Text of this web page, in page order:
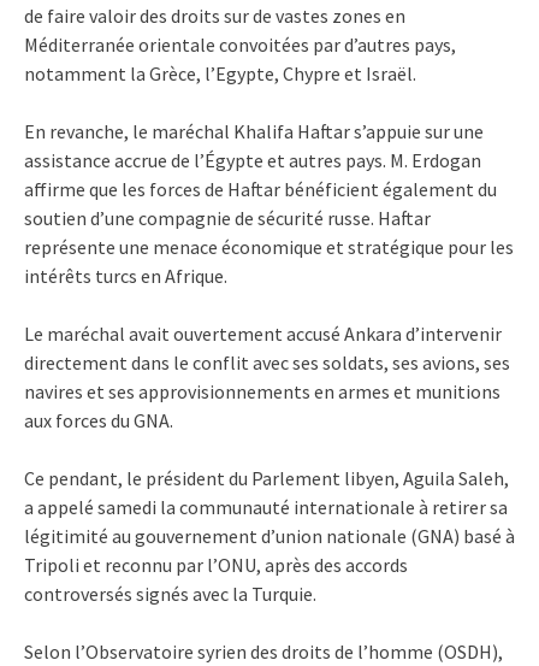
de faire valoir des droits sur de vastes zones en
Méditerranée orientale convoitées par d’autres pays,
notamment la Grèce, l’Egypte, Chypre et Israël.
En revanche, le maréchal Khalifa Haftar s’appuie sur une
assistance accrue de l’Égypte et autres pays. M. Erdogan
affirme que les forces de Haftar bénéficient également du
soutien d’une compagnie de sécurité russe. Haftar
représente une menace économique et stratégique pour les
intérêts turcs en Afrique.
Le maréchal avait ouvertement accusé Ankara d’intervenir
directement dans le conflit avec ses soldats, ses avions, ses
navires et ses approvisionnements en armes et munitions
aux forces du GNA.
Ce pendant, le président du Parlement libyen, Aguila Saleh,
a appelé samedi la communauté internationale à retirer sa
légitimité au gouvernement d’union nationale (GNA) basé à
Tripoli et reconnu par l’ONU, après des accords
controversés signés avec la Turquie.
Selon l’Observatoire syrien des droits de l’homme (OSDH),